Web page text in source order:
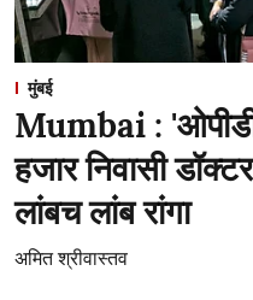
मुंबई
Mumbai :
हजार निवासी
लांबच लांब रांगा
अमित श्रीवास्तव